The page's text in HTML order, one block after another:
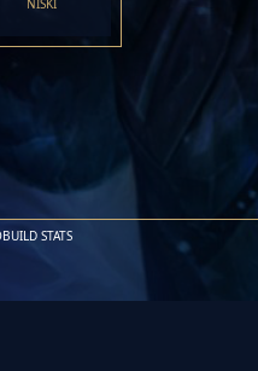
NISKI
STATS